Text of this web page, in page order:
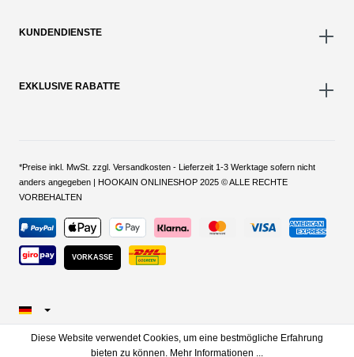
KUNDENDIENSTE
EXKLUSIVE RABATTE
*Preise inkl. MwSt. zzgl. Versandkosten - Lieferzeit 1-3 Werktage sofern nicht
anders angegeben | HOOKAIN ONLINESHOP 2025 © ALLE RECHTE
VORBEHALTEN
VORKASSE
Diese Website verwendet Cookies, um eine bestmögliche Erfahrung
bieten zu können. Mehr Informationen ...